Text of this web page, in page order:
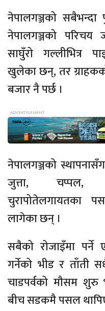
नेपालगञ्जको
नेपालगञ्जको परिचय
साघुँरो गल्लीभित्र
खुलेका छन्, तर
बजार नै पर्छ ।
नेपालगञ्जको
जुत्ता, चप्पल,
चुरापोतेलगायतका
लागेका छन् ।
सबैको रोजाइँमा पर्ने
गर्नेको भीड र ताँती
चाडपर्वको मौसम
बीच सडकमै पसल